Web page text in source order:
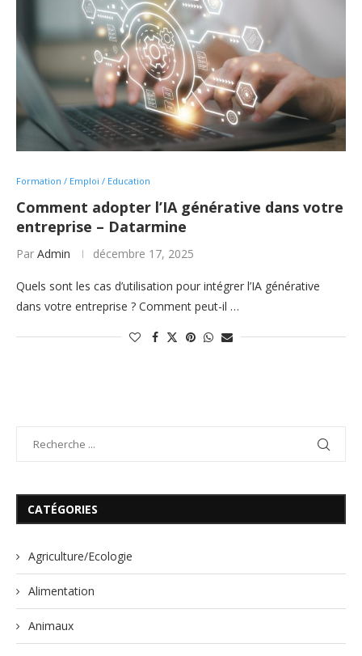
Formation / Emploi / Education
Comment adopter l’IA générative dans votre
entreprise – Datarmine
Par Admin décembre 17, 2025
Quels sont les cas d’utilisation pour intégrer l’IA générative
dans votre entreprise ? Comment peut-il …
CATÉGORIES
Agriculture/Ecologie
Alimentation
Animaux